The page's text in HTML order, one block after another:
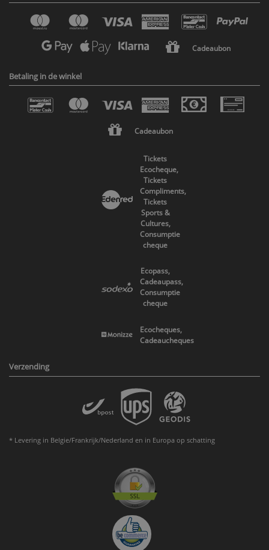
Cadeaubon
Betaling in de winkel
Cadeaubon
Tickets
Ecocheque,
Tickets
Compliments,
Tickets
Sports &
Cultures,
Consumptie
cheque
Ecopass,
Cadeaupass,
Consumptie
cheque
Ecocheques,
Cadeaucheques
Verzending
* Levering in Belgie/Frankrijk/Nederland en in Europa op schatting